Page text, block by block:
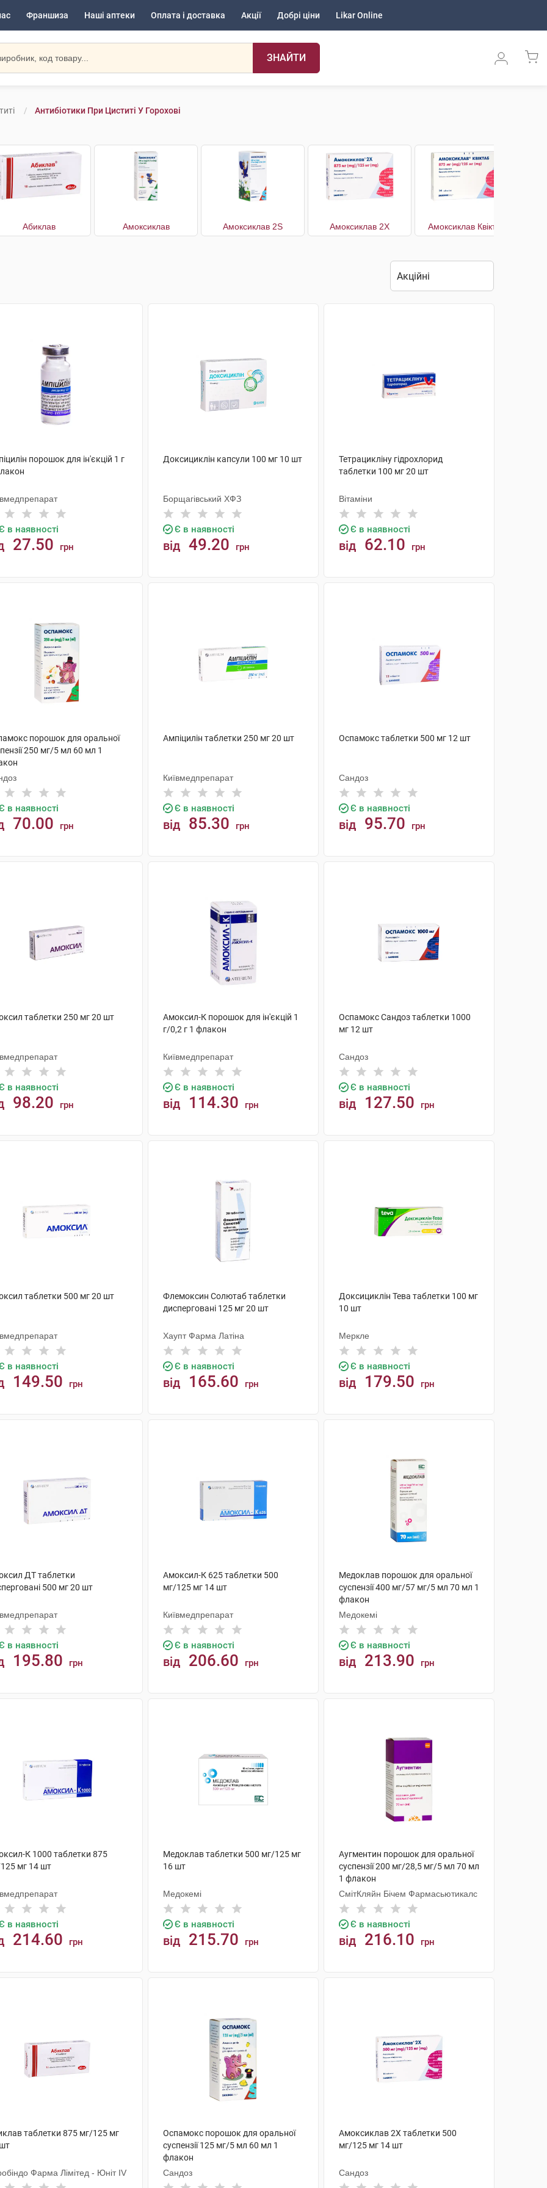
Франшиза Наші аптеки Оплата і доставка Акції Добрі ціни Likar Online
ЗНАЙТИ
Антибіотики При Циститі У Горохові
Абиклав Амоксиклав Амоксиклав 2S Амоксиклав 2Х Амоксиклав Квіктаб
порошок для ін'єкцій 1 г
в наявності
27.50 грн
Доксициклін капсули 100 мг 10 шт
Борщагівський ХФЗ
Є в наявності
від 49.20 грн
Тетрацикліну гідрохлорид
таблетки 100 мг 20 шт
Вітаміни
Є в наявності
від 62.10 грн
порошок для оральної
250 мг/5 мл 60 мл 1
в наявності
70.00 грн
Ампіцилін таблетки 250 мг 20 шт
Київмедпрепарат
Є в наявності
від 85.30 грн
Оспамокс таблетки 500 мг 12 шт
Сандоз
Є в наявності
від 95.70 грн
таблетки 250 мг 20 шт
в наявності
98.20 грн
Амоксил-К порошок для ін'єкцій 1
г/0,2 г 1 флакон
Київмедпрепарат
Є в наявності
від 114.30 грн
Оспамокс Сандоз таблетки 1000
мг 12 шт
Сандоз
Є в наявності
від 127.50 грн
таблетки 500 мг 20 шт
в наявності
149.50 грн
Флемоксин Солютаб таблетки
дисперговані 125 мг 20 шт
Хаупт Фарма Латіна
Є в наявності
від 165.60 грн
Доксициклін Тева таблетки 100 мг
10 шт
Меркле
Є в наявності
від 179.50 грн
ДТ таблетки
500 мг 20 шт
в наявності
195.80 грн
Амоксил-К 625 таблетки 500
мг/125 мг 14 шт
Київмедпрепарат
Є в наявності
від 206.60 грн
Медоклав порошок для оральної
суспензії 400 мг/57 мг/5 мл 70 мл 1
флакон
Медокемі
Є в наявності
від 213.90 грн
К 1000 таблетки 875
мг 14 шт
в наявності
214.60 грн
Медоклав таблетки 500 мг/125 мг
16 шт
Медокемі
Є в наявності
від 215.70 грн
Аугментин порошок для оральної
суспензії 200 мг/28,5 мг/5 мл 70 мл
1 флакон
СмітКляйн Бічем Фармасьютикалс
Є в наявності
від 216.10 грн
таблетки 875 мг/125 мг
Фарма Лімітед - Юніт ІV
Оспамокс порошок для оральної
суспензії 125 мг/5 мл 60 мл 1
флакон
Сандоз
Амоксиклав 2Х таблетки 500
мг/125 мг 14 шт
Сандоз